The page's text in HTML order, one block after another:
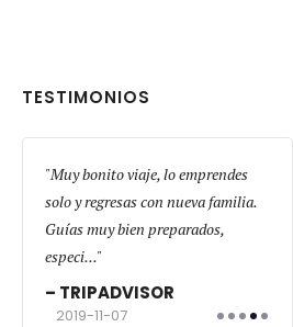
TESTIMONIOS
Muy bonito viaje, lo emprendes
solo y regresas con nueva familia.
Guías muy bien preparados,
especi...
TRIPADVISOR
2019-11-07